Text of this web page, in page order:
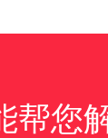
帮您